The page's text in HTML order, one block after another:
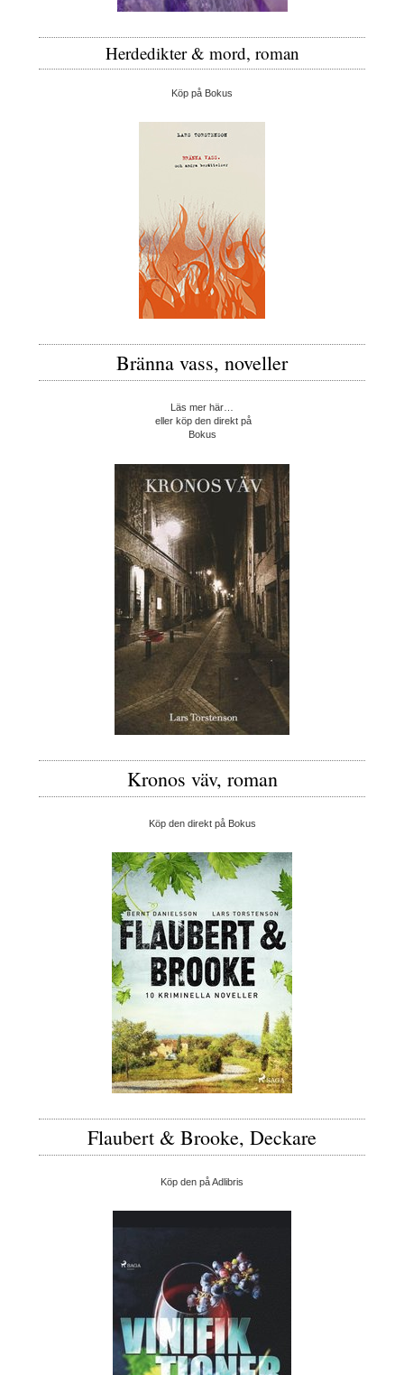
Herdedikter & mord, roman
Köp på Bokus
Bränna vass, noveller
Läs mer här…
eller köp den direkt på
Bokus
Kronos väv, roman
Köp den direkt på Bokus
Flaubert & Brooke, Deckare
Köp den på Adlibris